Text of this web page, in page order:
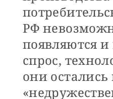
РФ
появляются
спрос,
они остались